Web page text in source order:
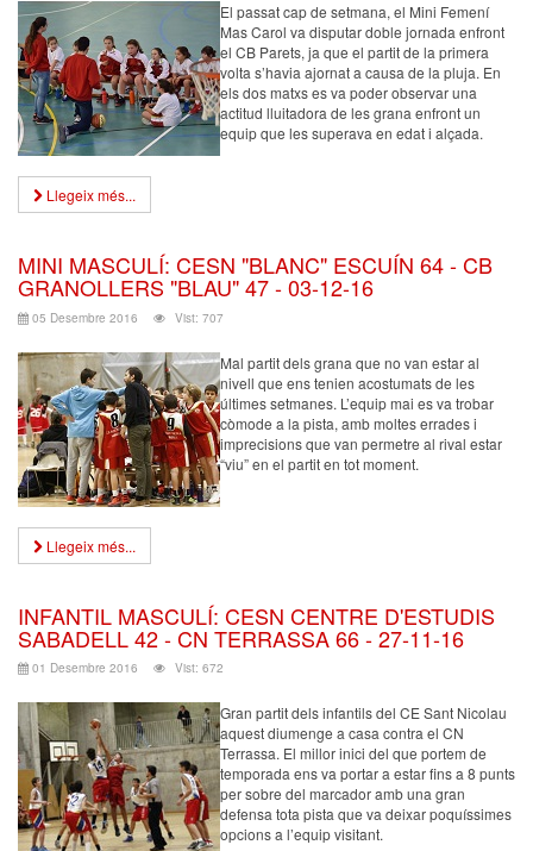
El passat cap de setmana, el Mini Femení
Mas Carol va disputar doble jornada enfront
el CB Parets, ja que el partit de la primera
volta s’havia ajornat a causa de la pluja. En
els dos matxs es va poder observar una
actitud lluitadora de les grana enfront un
equip que les superava en edat i alçada.
Llegeix més...
MINI MASCULÍ: CESN "BLANC" ESCUÍN 64 - CB
GRANOLLERS "BLAU" 47 - 03-12-16
05 Desembre 2016 Vist: 707
Mal partit dels grana que no van estar al
nivell que ens tenien acostumats de les
últimes setmanes. L’equip mai es va trobar
còmode a la pista, amb moltes errades i
imprecisions que van permetre al rival estar
“viu” en el partit en tot moment.
Llegeix més...
INFANTIL MASCULÍ: CESN CENTRE D'ESTUDIS
SABADELL 42 - CN TERRASSA 66 - 27-11-16
01 Desembre 2016 Vist: 672
Gran partit dels infantils del CE Sant Nicolau
aquest diumenge a casa contra el CN
Terrassa. El millor inici del que portem de
temporada ens va portar a estar fins a 8 punts
per sobre del marcador amb una gran
defensa tota pista que va deixar poquíssimes
opcions a l’equip visitant.